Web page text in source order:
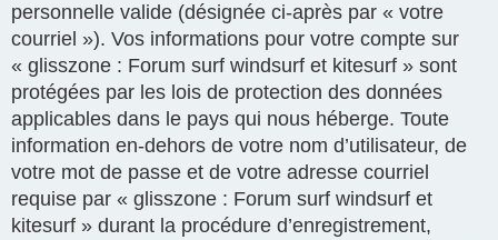
personnelle valide (désignée ci-après par « votre
courriel »). Vos informations pour votre compte sur
« glisszone : Forum surf windsurf et kitesurf » sont
protégées par les lois de protection des données
applicables dans le pays qui nous héberge. Toute
information en-dehors de votre nom d’utilisateur, de
votre mot de passe et de votre adresse courriel
requise par « glisszone : Forum surf windsurf et
kitesurf » durant la procédure d’enregistrement,